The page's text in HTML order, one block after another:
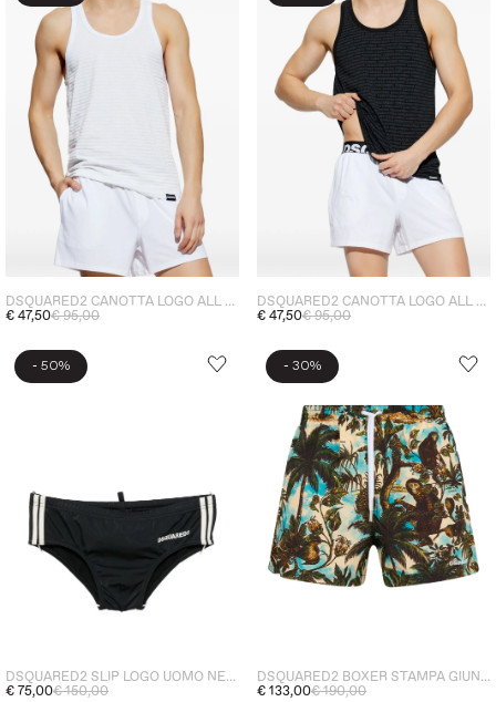
DSQUARED2 CANOTTA LOGO ALL OVER UOMO BIANCO
€ 47,50€ 95,00
DSQUARED2 CANOTTA LOGO ALL OVER UOMO NERO
€ 47,50€ 95,00
- 50%
DSQUARED2 SLIP LOGO UOMO NERO
€ 75,00€ 150,00
- 30%
DSQUARED2 BOXER STAMPA GIUNGLA UOMO MULTICOLOR
€ 133,00€ 190,00